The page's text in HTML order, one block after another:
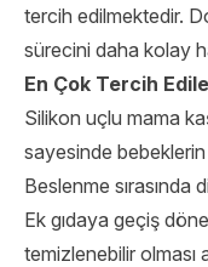
tercih edilmektedir.
sürecini daha kolay
En Çok Tercih
Silikon uçlu mama
sayesinde bebeklerin
Beslenme sırasında
Ek gıdaya geçiş
temizlenebilir